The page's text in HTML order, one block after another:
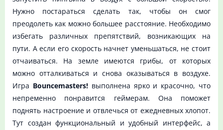
Нужно постараться сделать так, чтобы он смог
преодолеть как можно большее расстояние. Необходимо
избегать различных препятствий, возникающих на
пути. А если его скорость начнет уменьшаться, не стоит
отчаиваться. На земле имеются грибы, от которых
можно отталкиваться и снова оказываться в воздухе.
Игра Bouncemasters!выполнена ярко и красочно, что
непременно понравится геймерам. Она поможет
поднять настроение и отвлечься от ежедневных хлопот.
Тут создан функциональный и удобный интерфейс, а